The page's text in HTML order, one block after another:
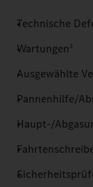
Technische
Wartungen 3
Ausgewählte
Pannenhilfe/
Haupt-/